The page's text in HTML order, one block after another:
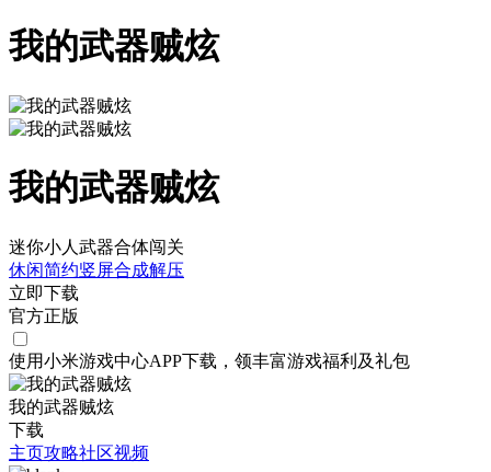
我的武器贼炫
我的武器贼炫
迷你小人武器合体闯关
休闲简约竖屏合成解压
立即下载
官方正版
使用小米游戏中心APP下载 ，领丰富游戏福利 及礼包
我的武器贼炫
下载
主页攻略社区视频